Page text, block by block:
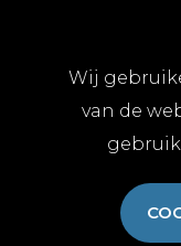
Wij
van de
Abonnementen
Algemene